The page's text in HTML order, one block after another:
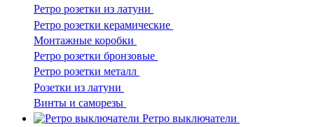
Ретро розетки из латуни
Ретро розетки керамические
Монтажные коробки
Ретро розетки бронзовые
Ретро розетки металл
Розетки из латуни
Винты и саморезы
Ретро выключатели